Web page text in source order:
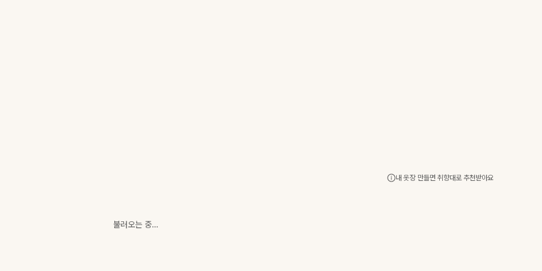
내 옷장 만들면 취향대로 추천받아요
불러오는 중…